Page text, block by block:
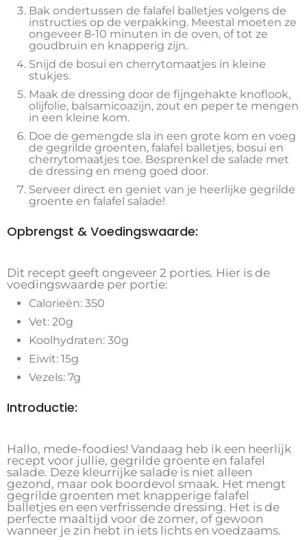
Bak ondertussen de falafel balletjes volgens de
instructies op de verpakking. Meestal moeten ze
ongeveer 8-10 minuten in de oven, of tot ze
goudbruin en knapperig zijn.
Snijd de bosui en cherrytomaatjes in kleine
stukjes.
Maak de dressing door de fijngehakte knoflook,
olijfolie, balsamicoazijn, zout en peper te mengen
in een kleine kom.
Doe de gemengde sla in een grote kom en voeg
de gegrilde groenten, falafel balletjes, bosui en
cherrytomaatjes toe. Besprenkel de salade met
de dressing en meng goed door.
Serveer direct en geniet van je heerlijke gegrilde
groente en falafel salade!
Opbrengst & Voedingswaarde:
Dit recept geeft ongeveer 2 porties. Hier is de
voedingswaarde per portie:
Calorieën: 350
Vet: 20g
Koolhydraten: 30g
Eiwit: 15g
Vezels: 7g
Introductie:
Hallo, mede-foodies! Vandaag heb ik een heerlijk
recept voor jullie, gegrilde groente en falafel
salade. Deze kleurrijke salade is niet alleen
gezond, maar ook boordevol smaak. Het mengt
gegrilde groenten met knapperige falafel
balletjes en een verfrissende dressing. Het is de
perfecte maaltijd voor de zomer, of gewoon
wanneer je zin hebt in iets lichts en voedzaams.